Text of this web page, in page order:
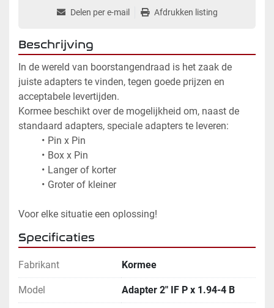
Delen per e-mail Afdrukken listing
Beschrijving
In de wereld van boorstangendraad is het zaak de
juiste adapters te vinden, tegen goede prijzen en
acceptabele levertijden.
Kormee beschikt over de mogelijkheid om, naast de
standaard adapters, speciale adapters te leveren:
Pin x Pin
Box x Pin
Langer of korter
Groter of kleiner
Voor elke situatie een oplossing!
Specificaties
Fabrikant Kormee
Model Αdapter 2" IF P x 1.94-4 B